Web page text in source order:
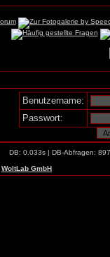
Benutzername:
Passwort:
DB: 0.033s | DB-Abfragen:
WoltLab GmbH